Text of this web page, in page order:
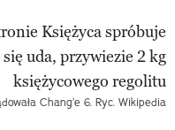
Chang’e 6. Ryc. Wikipedia